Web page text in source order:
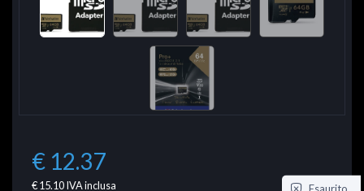
€ 12.37
€ 15.10IVA inclusa
Esaurito